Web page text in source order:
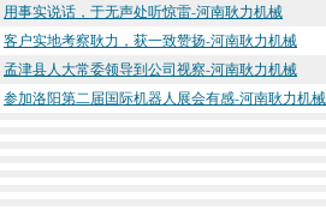
用事实说话，于无声处听惊雷-河南耿力机械
客户实地考察耿力，获一致赞扬-河南耿力机械
孟津县人大常委领导到公司视察-河南耿力机械
参加洛阳第二届国际机器人展会有感-河南耿力机械